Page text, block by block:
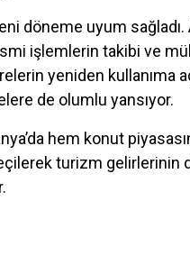
döneme uyum sağladı.
işlemlerin takibi ve
yeniden kullanıma
de olumlu yansıyor.
hem konut
turizm